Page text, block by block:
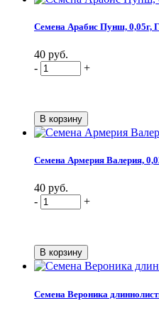
Семена Арабис Пунш, 0,05г,
40 руб.
-
+
Семена Армерия Валерия,
40 руб.
-
+
Семена Вероника